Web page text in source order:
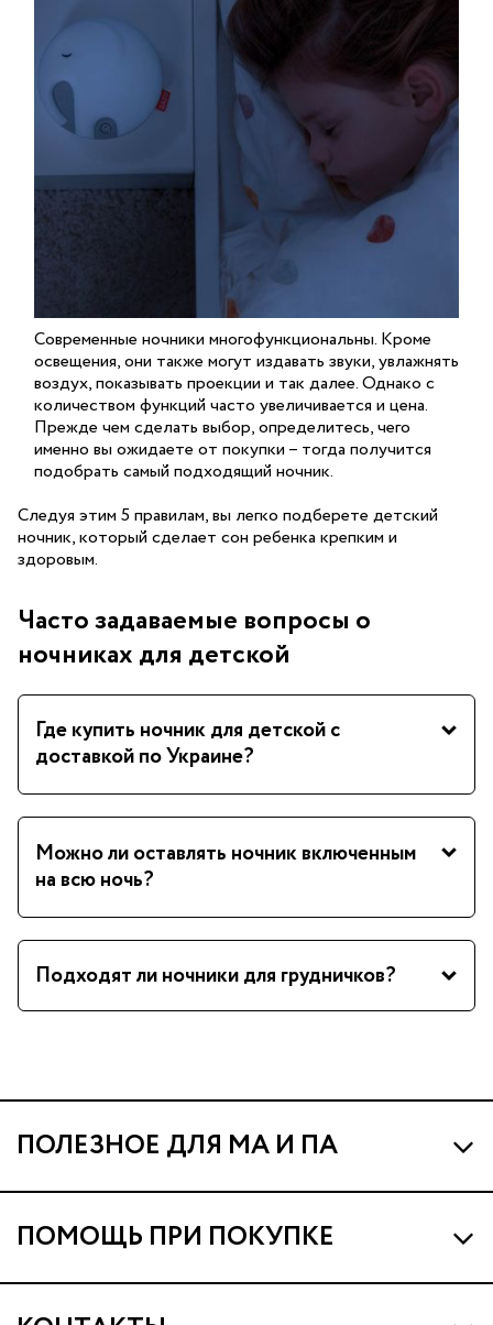
Современные ночники многофункциональны. Кроме
освещения, они также могут издавать звуки, увлажнять
воздух, показывать проекции и так далее. Однако с
количеством функций часто увеличивается и цена.
Прежде чем сделать выбор, определитесь, чего
именно вы ожидаете от покупки – тогда получится
подобрать самый подходящий ночник.
Следуя этим 5 правилам, вы легко подберете детский
ночник, который сделает сон ребенка крепким и
здоровым.
Часто задаваемые вопросы о
ночниках для детской
Где купить ночник для детской с
доставкой по Украине?
Можно ли оставлять ночник включенным
на всю ночь?
Подходят ли ночники для грудничков?
ПОЛЕЗНОЕ ДЛЯ МА И ПА
Про МА и Маминых Ассистентов
Программа Ма Кешбэк
Ма Клуб
ПОМОЩЬ ПРИ ПОКУПКЕ
Наши магазины